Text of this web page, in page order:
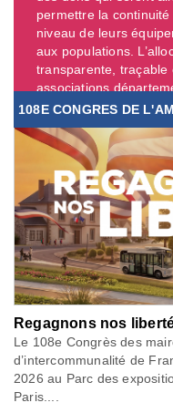
permettre la
niveau de leurs
aux populations.
transparente, traçable
associations
108E CONGRES DE
Regagnons nos
Le 108e Congrès des
d’intercommunalité de
2026 au Parc des
Paris....